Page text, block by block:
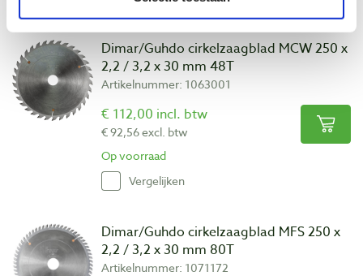
Dimar/Guhdo cirkelzaagblad MCW 250 x
2,2 / 3,2 x 30 mm 48T
Artikelnummer: 1063001
€ 112,00 incl. btw
€ 92,56 excl. btw
Op voorraad
Vergelijken
Dimar/Guhdo cirkelzaagblad MFS 250 x
2,2 / 3,2 x 30 mm 80T
Artikelnummer: 1071172